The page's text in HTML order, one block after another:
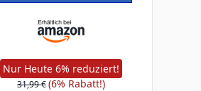
Nur Heute 6% reduziert!
31,99 €(6% Rabatt!)